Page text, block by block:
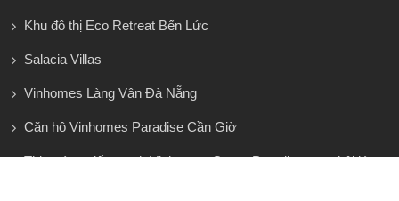
Khu đô thị Eco Retreat Bến Lức
Salacia Villas
Vinhomes Làng Vân Đà Nẵng
Căn hộ Vinhomes Paradise Cần Giờ
Thị trường đất quanh Vinhomes Green Paradise – cơ hội lớn